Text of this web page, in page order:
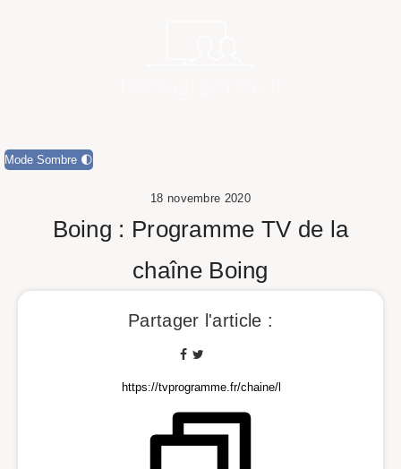
Mode Sombre 🌓
18 novembre 2020
Boing : Programme TV de la
chaîne Boing
Partager l'article :